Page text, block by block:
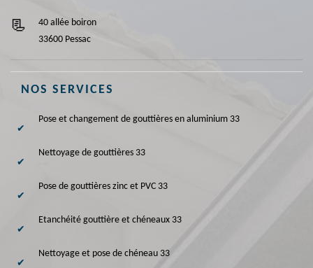
40 allée boiron
33600 Pessac
NOS SERVICES
Pose et changement de gouttières en aluminium 33
Nettoyage de gouttières 33
Pose de gouttières zinc et PVC 33
Etanchéité gouttière et chéneaux 33
Nettoyage et pose de chéneau 33